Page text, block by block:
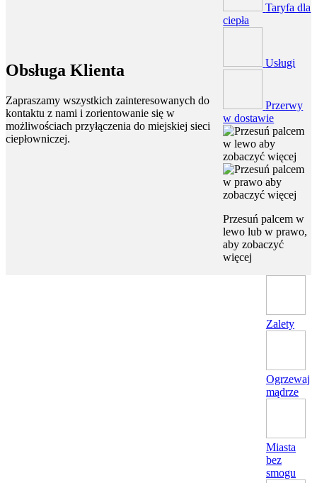
Obsługa Klienta
Zapraszamy wszystkich zainteresowanych do
kontaktu z nami i zorientowanie się w
możliwościach przyłączenia do miejskiej sieci
ciepłowniczej.
Taryfa dla
ciepła
Usługi
Przerwy
w dostawie
Przesuń palcem w
lewo lub w prawo,
aby zobaczyć
więcej
Zalety
Ogrzewaj
mądrze
Miasta
bez
smogu